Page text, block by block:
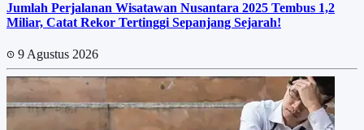
Jumlah Perjalanan Wisatawan Nusantara 2025 Tembus 1,2
Miliar, Catat Rekor Tertinggi Sepanjang Sejarah!
9 Agustus 2026